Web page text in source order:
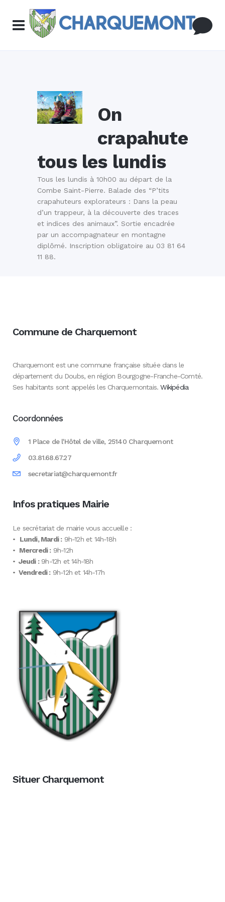
On
crapahute
tous les lundis
Tous les lundis à 10h00 au départ de la
Combe Saint-Pierre. Balade des “P’tits
crapahuteurs explorateurs : Dans la peau
d’un trappeur, à la découverte des traces
et indices des animaux”. Sortie encadrée
par un accompagnateur en montagne
diplômé. Inscription obligatoire au 03 81 64
11 88.
Commune de Charquemont
Charquemont est une commune française située dans le
département du Doubs, en région Bourgogne-Franche-Comté.
Ses habitants sont appelés les Charquemontais.Wikipédia
Coordonnées
1 Place de l'Hôtel de ville, 25140 Charquemont
03.81.68.67.27
secretariat@charquemont.fr
Infos pratiques Mairie
Le secrétariat de mairie vous accueille :
• Lundi, Mardi :9h-12h et 14h-18h
• Mercredi :9h-12h
• Jeudi :9h-12h et 14h-18h
• Vendredi :9h-12h et 14h-17h
Situer Charquemont